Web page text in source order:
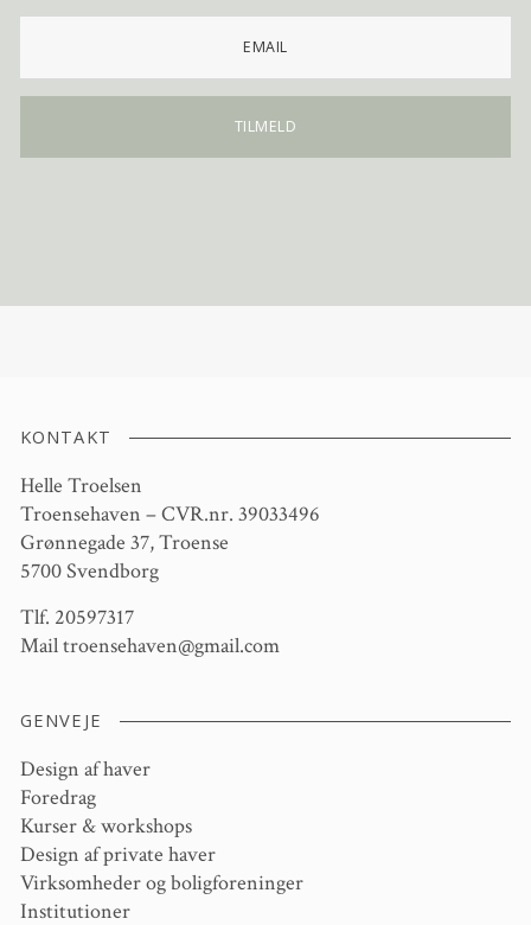
KONTAKT
Helle Troelsen
Troensehaven – CVR.nr. 39033496
Grønnegade 37, Troense
5700 Svendborg
Tlf. 20597317
Mailtroensehaven@gmail.com
GENVEJE
Design af haver
Foredrag
Kurser & workshops
Design af private haver
Virksomheder og boligforeninger
Institutioner